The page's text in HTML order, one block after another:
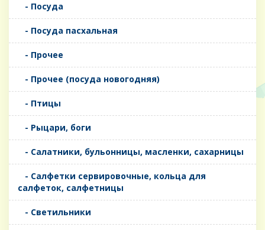
- Посуда
- Посуда пасхальная
- Прочее
- Прочее (посуда новогодняя)
- Птицы
- Рыцари, боги
- Салатники, бульонницы, масленки, сахарницы
- Салфетки сервировочные, кольца для
салфеток, салфетницы
- Светильники